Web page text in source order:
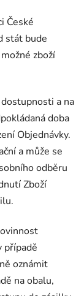
České
stát bude
zboží
a na
doba
Objednávky.
a může se
odběru
Zboží
případě
oznámit
na obalu,